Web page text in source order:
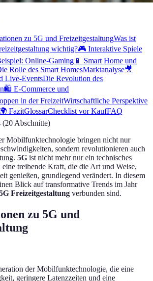
zu 5G und FreizeitgestaltungWas ist
wichtig?🎮 Interaktive Spiele
Online-Gaming 📱 Smart Home und
Rolle des Smart HomesMarktanalyse🎥
Live-EventsDie Revolution des
🛍️ E-Commerce und
in der FreizeitWirtschaftliche Perspektive
🌍 FazitGlossarChecklist vor KaufFAQ
(20Abschnitte)
Mobilfunktechnologie bringen nicht nur
sondern revolutionieren auch
5G ist nicht mehr nur ein technisches
treibende Kraft, die die Art und Weise,
genießen, grundlegend verändert. In diesem
Blick auf transformative Trends im Jahr
Freizeitgestaltung verbunden sind.
zu 5G und
der Mobilfunktechnologie, die eine
geringere Latenzzeiten und eine